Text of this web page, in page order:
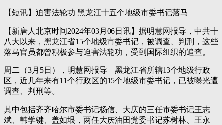
【短讯】迫害法轮功 黑龙江十五个地级市委书记落马
【新唐人北京时间2024年03月06日讯】据明慧网报导，中共十
八大以来，黑龙江省15个地级市委书记，被调查、判刑，这些
落马官员都曾积极参与迫害法轮功，受到国际组织的追查。
周二（3月5日），明慧网报导，黑龙江省所辖13个地级行政
区，近几年来有11个行政区的15个地级市委书记，已被曝光遭
调查、判刑等。
其中包括齐齐哈尔市委书记杨信、大庆的三任市委书记王志
斌、韩学键、盖如垠，两任大庆油田党委书记苏树林、王永